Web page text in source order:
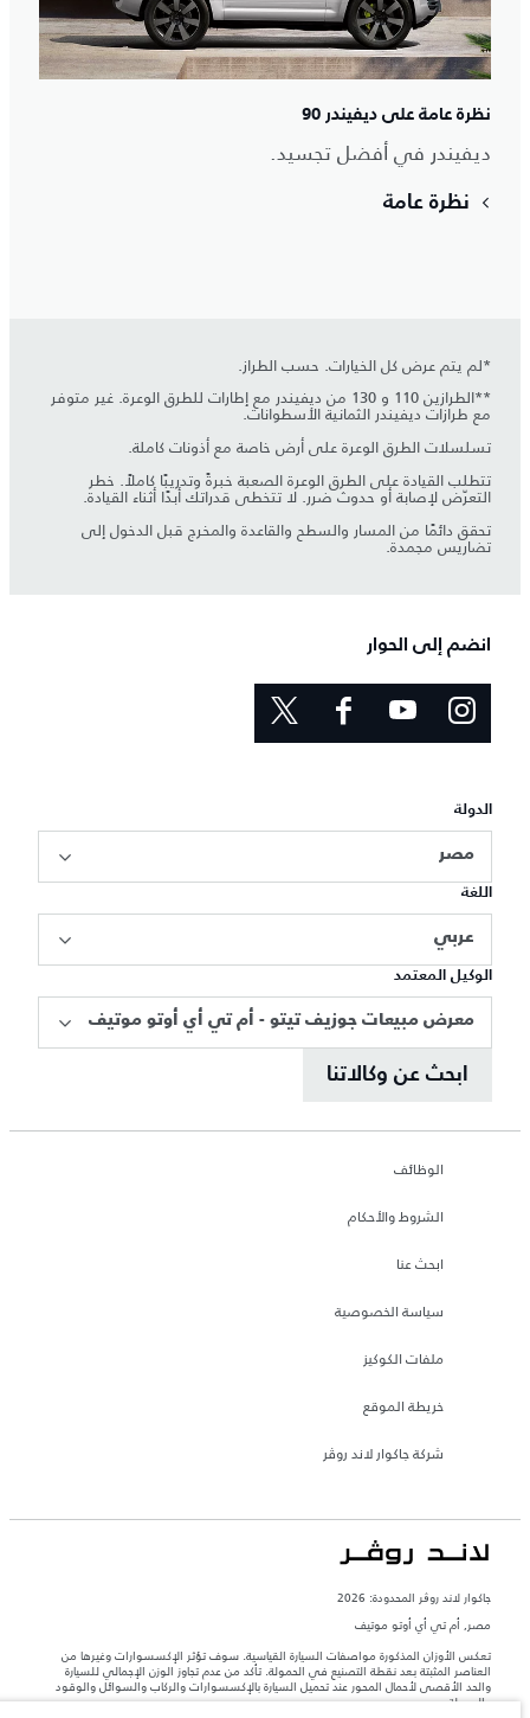
نظرة عامة على ديفيندر 90
ديفيندر في أفضل تجسيد.
نظرة عامة
*لم يتم عرض كل الخيارات. حسب الطراز.
**الطرازين 110 و 130 من ديفيندر مع إطارات للطرق الوعرة. غير متوفر
مع طرازات ديفيندر الثمانية الأسطوانات.
تسلسلات الطرق الوعرة على أرض خاصة مع أذونات كاملة.
تتطلب القيادة على الطرق الوعرة الصعبة خبرةً وتدريبًا كاملاً. خطر
التعرّض لإصابة أو حدوث ضرر. لا تتخطى قدراتك أبدًا أثناء القيادة.
تحقق دائمًا من المسار والسطح والقاعدة والمخرج قبل الدخول إلى
تضاريس مجمدة.
انضم إلى الحوار
الدولة
مصر
اللغة
عربي
الوكيل المعتمد
معرض مبيعات جوزيف تيتو - أم تي أي أوتو موتيف
ابحث عن وكالاتنا
الوظائف
الشروط والأحكام
ابحث عنا
سياسة الخصوصية
ملفات الكوكيز
خريطة الموقع
شركة جاكوار لاند روڤر
جاكوار لاند روڨر المحدودة: 2026
مصر, أم تي أي أوتو موتيف
تعكس الأوزان المذكورة مواصفات السيارة القياسية. سوف تؤثر الإكسسوارات وغيرها من
العناصر المثبتة بعد نقطة التصنيع في الحمولة. تأكد من عدم تجاوز الوزن الإجمالي للسيارة
والحد الأقصى لأحمال المحور عند تحميل السيارة بالإكسسوارات والركاب والسوائل والوقود
والحمولة.